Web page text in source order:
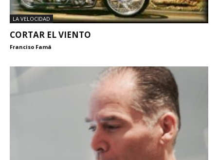
LA VELOCIDAD
CORTAR EL VIENTO
Franciso Famá